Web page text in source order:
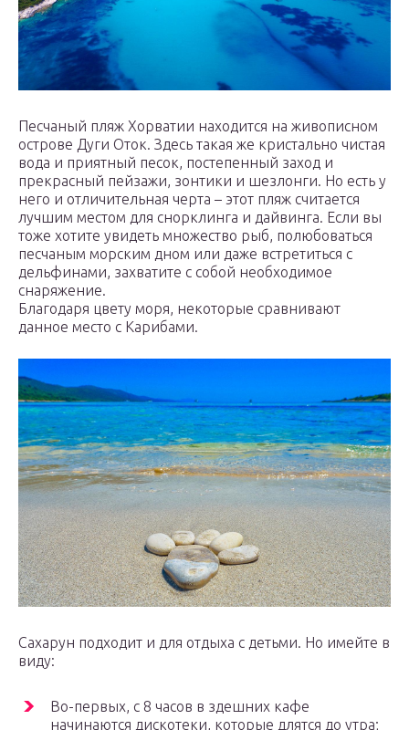
Песчаный пляж Хорватии находится на живописном
острове Дуги Оток. Здесь такая же кристально чистая
вода и приятный песок, постепенный заход и
прекрасный пейзажи, зонтики и шезлонги. Но есть у
него и отличительная черта – этот пляж считается
лучшим местом для снорклинга и дайвинга. Если вы
тоже хотите увидеть множество рыб, полюбоваться
песчаным морским дном или даже встретиться с
дельфинами, захватите с собой необходимое
снаряжение.
Благодаря цвету моря, некоторые сравнивают
данное место с Карибами.
Сахарун подходит и для отдыха с детьми. Но имейте в
виду:
Во-первых, с 8 часов в здешних кафе
начинаются дискотеки, которые длятся до утра;